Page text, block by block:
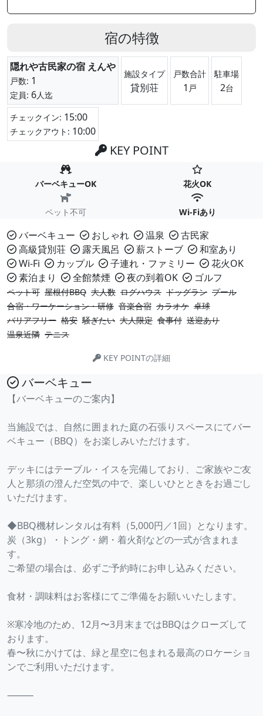
宿の特徴
隠れや古民家の宿 えんや
戸数: 1
定員: 6人迄
施設タイプ
貸別荘
戸数合計
1 戸
駐車場
2台
チェックイン: 15:00
チェックアウト: 10:00
KEY POINT
バーベキューOK 花火OK
ペット不可 Wi-Fiあり
バーベキュー おしゃれ 温泉
古民家
高級貸別荘
露天風呂 薪ストーブ
和室あり
Wi-Fi
カップル 子連れ・ファミリー
花火OK
素泊まり
全館禁煙 夜の到着OK ゴルフ
ペット可 屋根付BBQ 大人数 ログハウス ドッグラン プール
合宿・ワーケーション・研修 音楽合宿 カラオケ 卓球
バリアフリー 格安 騒ぎたい 大人限定 食事付 送迎あり
温泉近隣 テニス
KEY POINTの詳細
バーベキュー
【バーベキューのご案内】
当施設では、自然に囲まれた庭の石張りスペースにてバー
ベキュー（BBQ）をお楽しみいただけます。
デッキにはテーブル・イスを完備しており、ご家族やご友
人と那須の澄んだ空気の中で、楽しいひとときをお過ごし
いただけます。
◆BBQ機材レンタルは有料（5,000円／1回）となります。
炭（3kg）・トング・網・着火剤などの一式が含まれま
す。
ご希望の場合は、必ずご予約時にお申し込みください。
食材・調味料はお客様にてご準備をお願いいたします。
※寒冷地のため、12月〜3月末まではBBQはクローズして
おります。
春〜秋にかけては、緑と星空に包まれる最高のロケーショ
ンでご利用いただけます。
⸻